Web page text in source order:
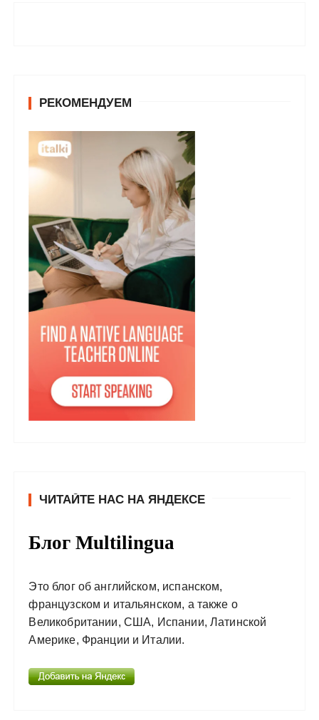
РЕКОМЕНДУЕМ
ЧИТАЙТЕ НАС НА ЯНДЕКСЕ
Блог Multilingua
Это блог об английском, испанском,
французском и итальянском, а также о
Великобритании, США, Испании, Латинской
Америке, Франции и Италии.